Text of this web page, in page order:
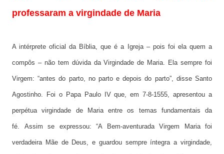
professaram a virgindade de Maria
A intérprete oficial da Bíblia, que é a Igreja – pois foi ela quem a
compôs – não tem dúvida da Virgindade de Maria. Ela sempre foi
Virgem: “antes do parto, no parto e depois do parto”, disse Santo
Agostinho. Foi o Papa Paulo IV que, em 7-8-1555, apresentou a
perpétua virgindade de Maria entre os temas fundamentais da
fé. Assim se expressou: “A Bem-aventurada Virgem Maria foi
verdadeira Mãe de Deus, e guardou sempre íntegra a virgindade,